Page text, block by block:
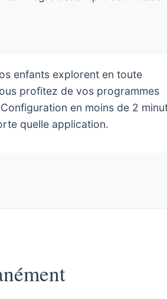
enfants explorent en toute
profitez de vos programmes
en moins de 2
quelle application.